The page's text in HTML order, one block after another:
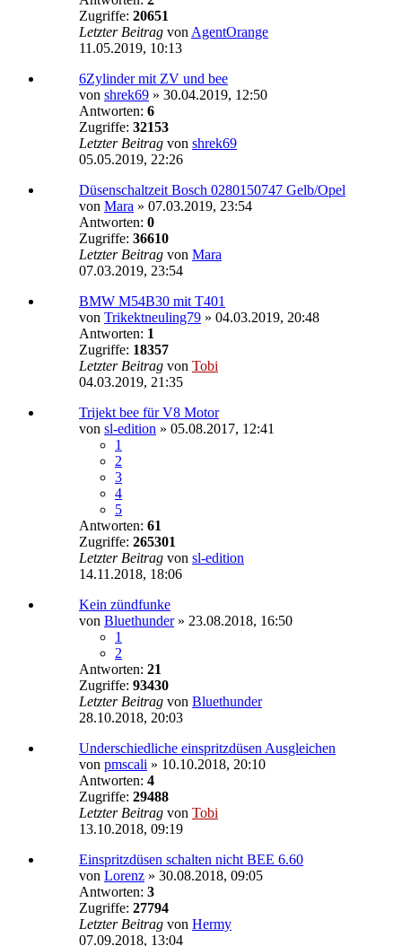
Zugriffe: 20651
Letzter Beitrag von AgentOrange
11.05.2019, 10:13
6Zylinder mit ZV und bee
von shrek69 » 30.04.2019, 12:50
Antworten: 6
Zugriffe: 32153
Letzter Beitrag von shrek69
05.05.2019, 22:26
Düsenschaltzeit Bosch 0280150747 Gelb/Opel
von Mara » 07.03.2019, 23:54
Antworten: 0
Zugriffe: 36610
Letzter Beitrag von Mara
07.03.2019, 23:54
BMW M54B30 mit T401
von Trikektneuling79 » 04.03.2019, 20:48
Antworten: 1
Zugriffe: 18357
Letzter Beitrag von Tobi
04.03.2019, 21:35
Trijekt bee für V8 Motor
von sl-edition » 05.08.2017, 12:41
1
2
3
4
5
Antworten: 61
Zugriffe: 265301
Letzter Beitrag von sl-edition
14.11.2018, 18:06
Kein zündfunke
von Bluethunder» 23.08.2018, 16:50
1
2
Antworten: 21
Zugriffe: 93430
Letzter Beitrag von Bluethunder
28.10.2018, 20:03
Underschiedliche einspritzdüsen Ausgleichen
von pmscali » 10.10.2018, 20:10
Antworten: 4
Zugriffe: 29488
Letzter Beitrag von Tobi
13.10.2018, 09:19
Einspritzdüsen schalten nicht BEE 6.60
von Lorenz » 30.08.2018, 09:05
Antworten: 3
Zugriffe: 27794
Letzter Beitrag von Hermy
07.09.2018, 13:04